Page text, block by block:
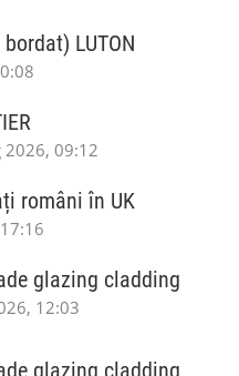
LUTON
2026, 09:12
români în UK
glazing cladding
12:03